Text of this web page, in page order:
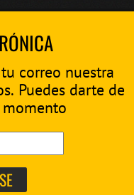
correo nuestra
Puedes darte de